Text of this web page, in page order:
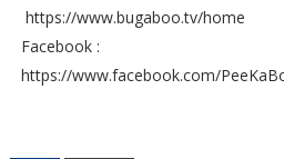
https://www.bugaboo.tv/home
Facebook :
https://www.facebook.com/